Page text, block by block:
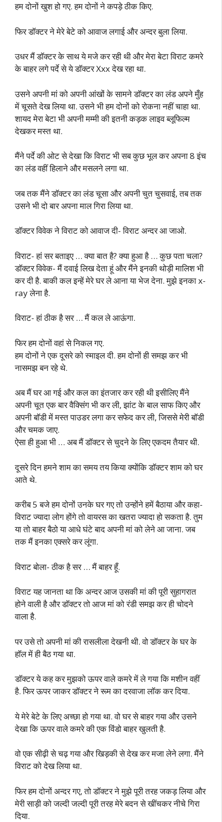
हम दोनों खुश हो गए. हम दोनों ने कपड़े ठीक किए.
फिर डॉक्टर ने मेरे बेटे को आवाज लगाई और अन्दर बुला लिया.
उधर मैं डॉक्टर के साथ ये मजे कर रही थी और मेरा बेटा विराट कमरे
के बाहर लगे पर्दे से ये डॉक्टर Xxx देख रहा था.
उसने अपनी मां को अपनी आंखों के सामने डॉक्टर का लंड अपने मुँह
में चूसते देख लिया था. उसने भी हम दोनों को रोकना नहीं चाहा था.
शायद मेरा बेटा भी अपनी मम्मी की इतनी कड़क लाइव ब्लूफिल्म
देखकर मस्त था.
मैंने पर्दे की ओट से देखा कि विराट भी सब कुछ भूल कर अपना 8 इंच
का लंड वहीं हिलाने और मसलने लगा था.
जब तक मैंने डॉक्टर का लंड चूसा और अपनी चुत चुसवाई, तब तक
उसने भी दो बार अपना माल गिरा लिया था.
डॉक्टर विवेक ने विराट को आवाज दी- विराट अन्दर आ जाओ.
विराट- हां सर बताइए … क्या बात है? क्या हुआ है … कुछ पता चला?
डॉक्टर विवेक- मैं दवाई लिख देता हूं और मैंने इनकी थोड़ी मालिश भी
कर दी है. बाकी कल इन्हें मेरे घर ले आना या भेज देना. मुझे इनका x-
ray लेना है.
विराट- हां ठीक है सर … मैं कल ले आऊंगा.
फिर हम दोनों वहां से निकल गए.
हम दोनों ने एक दूसरे को स्माइल दी. हम दोनों ही समझ कर भी
नासमझ बन रहे थे.
अब मैं घर आ गई और कल का इंतजार कर रही थी इसीलिए मैंने
अपनी चूत एक बार वैक्सिंग भी कर ली, झांट के बाल साफ किए और
अपनी बॉडी में मस्त पाउडर लगा कर सफेद कर ली, जिससे मेरी बॉडी
और चमक जाए.
ऐसा ही हुआ भी … अब मैं डॉक्टर से चुदने के लिए एकदम तैयार थी.
दूसरे दिन हमने शाम का समय तय किया क्योंकि डॉक्टर शाम को घर
आते थे.
करीब 5 बजे हम दोनों उनके घर गए तो उन्होंने हमें बैठाया और कहा-
विराट ज्यादा लोग होंगे तो वायरस का खतरा ज्यादा हो सकता है. तुम
या तो बाहर बैठो या आधे घंटे बाद अपनी मां को लेने आ जाना. जब
तक मैं इनका एक्सरे कर लूंगा.
विराट बोला- ठीक है सर … मैं बाहर हूँ.
विराट यह जानता था कि अन्दर आज उसकी मां की पूरी सुहागरात
होने वाली है और डॉक्टर तो आज मां को रंडी समझ कर ही चोदने
वाला है.
पर उसे तो अपनी मां की रासलीला देखनी थी. वो डॉक्टर के घर के
हॉल में ही बैठ गया था.
डॉक्टर ये कह कर मुझको ऊपर वाले कमरे में ले गया कि मशीन वहीं
है. फिर ऊपर जाकर डॉक्टर ने रूम का दरवाजा लॉक कर दिया.
ये मेरे बेटे के लिए अच्छा हो गया था. वो घर से बाहर गया और उसने
देखा कि ऊपर वाले कमरे की एक विंडो बाहर खुलती है.
वो एक सीढ़ी से चढ़ गया और खिड़की से देख कर मजा लेने लगा. मैंने
विराट को देख लिया था.
फिर हम दोनों अन्दर गए, तो डॉक्टर ने मुझे पूरी तरह जकड़ लिया और
मेरी साड़ी को जल्दी जल्दी पूरी तरह मेरे बदन से खींचकर नीचे गिरा
दिया.